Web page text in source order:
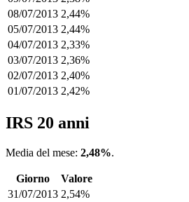
08/07/2013 2,44%
05/07/2013 2,44%
04/07/2013 2,33%
03/07/2013 2,36%
02/07/2013 2,40%
01/07/2013 2,42%
IRS 20 anni
Media del mese: 2,48%.
Giorno
Valore
31/07/2013 2,54%